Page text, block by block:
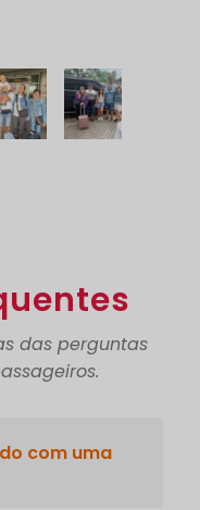
das perguntas
com uma